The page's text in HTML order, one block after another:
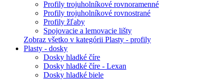
Profily trojuholníkové rovnoramenné
Profily trojuholníkové rovnostrané
Profily žľaby
Spojovacie a lemovacie lišty
Zobraz všetko v kategórii Plasty - profily
Plasty - dosky
Dosky hladké číre
Dosky hladké číre - Lexan
Dosky hladké biele